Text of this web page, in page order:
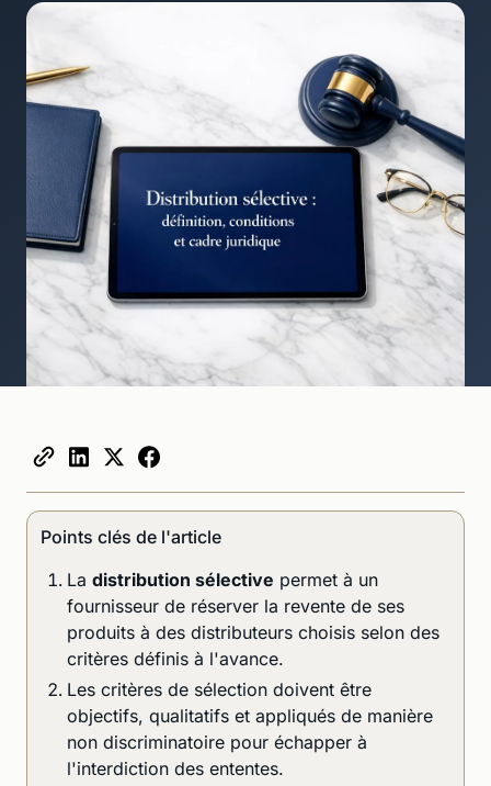
Points clés de l'article
La distribution sélective permet à un
fournisseur de réserver la revente de ses
produits à des distributeurs choisis selon des
critères définis à l'avance.
Les critères de sélection doivent être
objectifs, qualitatifs et appliqués de manière
non discriminatoire pour échapper à
l'interdiction des ententes.